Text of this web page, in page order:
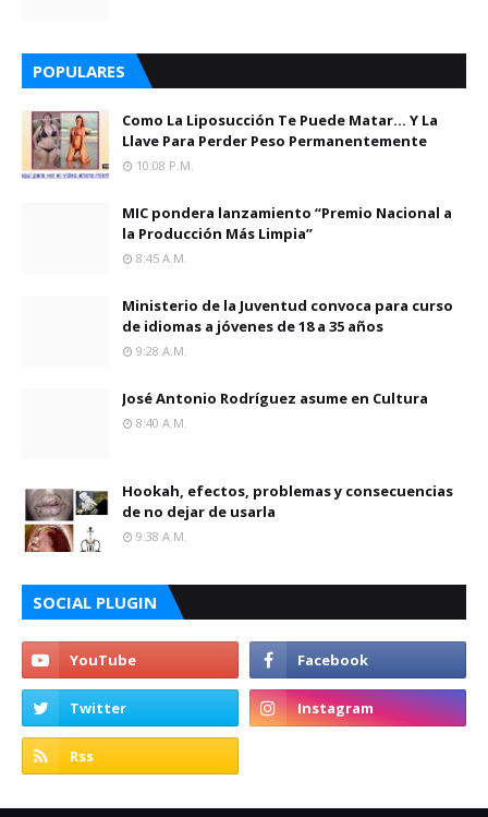
POPULARES
Como La Liposucción Te Puede Matar… Y La
Llave Para Perder Peso Permanentemente
10:08 P.m.
MIC pondera lanzamiento “Premio Nacional a
la Producción Más Limpia”
8:45 A.m.
Ministerio de la Juventud convoca para curso
de idiomas a jóvenes de 18 a 35 años
9:28 A.m.
José Antonio Rodríguez asume en Cultura
8:40 A.m.
Hookah, efectos, problemas y consecuencias
de no dejar de usarla
9:38 A.m.
SOCIAL PLUGIN